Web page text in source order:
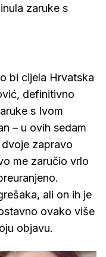
zaruke s
bi cijela Hrvatska
definitivno
s Ivom
– u ovih sedam
zapravo
me zaručio vrlo
ali on ih je
ovako više
objavu.